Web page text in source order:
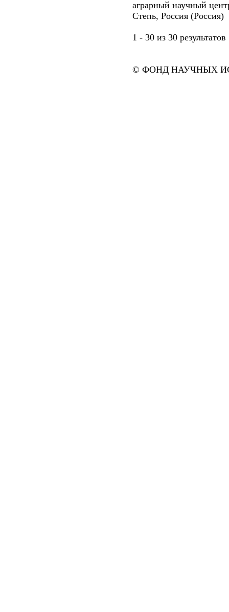
аграрный научный
Степь, Россия (Россия)
1 - 30 из 30
© ФОНД НАУЧНЫХ